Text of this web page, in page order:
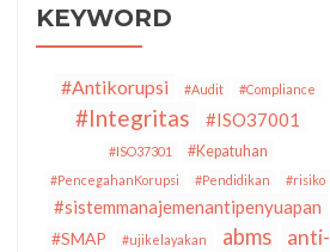
KEYWORD
#Antikorupsi #Audit #Compliance
#Integritas #ISO37001
#ISO37301 #Kepatuhan
#PencegahanKorupsi #Pendidikan #risiko
#sistemmanajemenantipenyuapan
#SMAP #ujikelayakan abms
anti-